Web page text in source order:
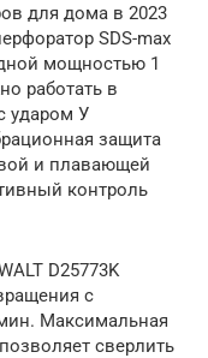
для дома в 2023
SDS-max
мощностью 1
работать в
ударом У
защита
и плавающей
контроль
D25773K
с
Максимальная
сверлить